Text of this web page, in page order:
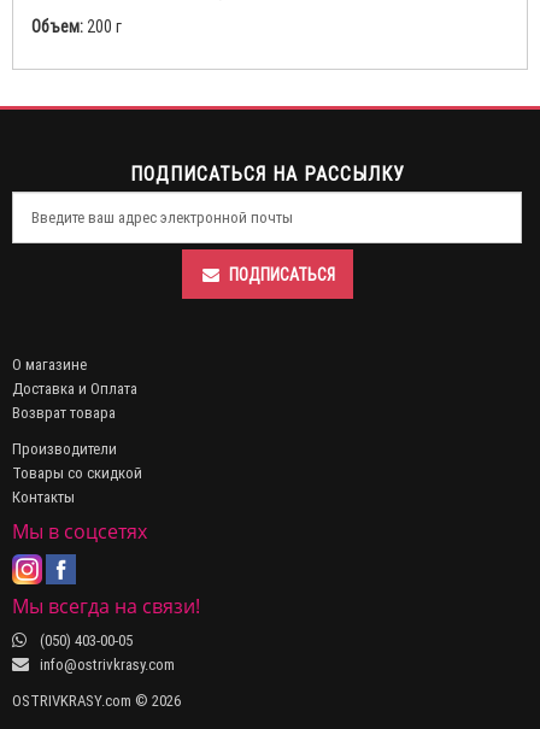
Объем: 200 г
ПОДПИСАТЬСЯ НА РАССЫЛКУ
ПОДПИСАТЬСЯ
О магазине
Доставка и Оплата
Возврат товара
Производители
Товары со скидкой
Контакты
Мы в соцсетях
Мы всегда на связи!
(050) 403-00-05
info@ostrivkrasy.com
OSTRIVKRASY.com © 2026